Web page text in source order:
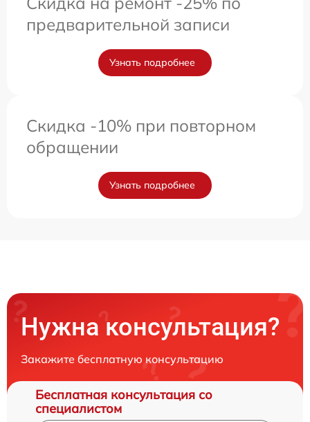
предварительной записи
Узнать подробнее
Скидка -10% при повторном
обращении
Узнать подробнее
Нужна консультация?
Закажите бесплатную консультацию
Бесплатная консультация со
специалистом